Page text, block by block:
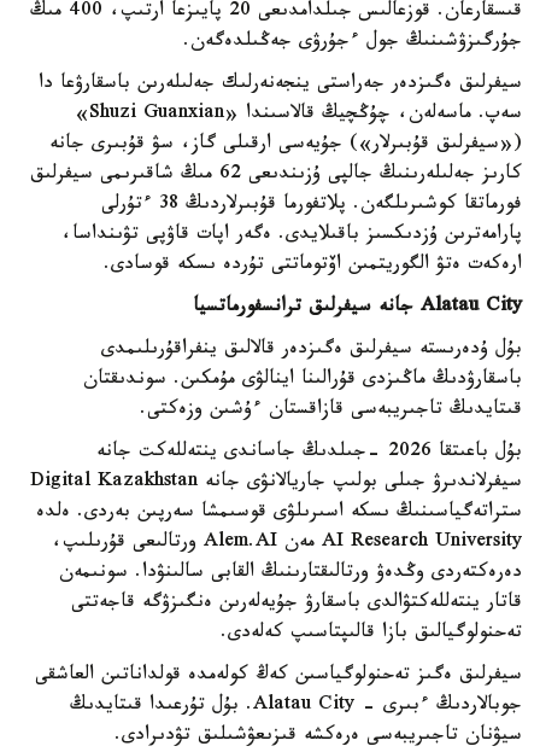
قىسقارعان. قوزعالىس جىلدامدىعى 20 پايىزعا ارتىپ، 400 مىڭ
جۇرگىزۋشىنىڭ جول ءجۇرۋى جەڭىلدەگەن.
سيفرلىق ەگىزدەر جەراستى ينجەنەرلىك جەلىلەرىن باسقارۋعا دا
سەپ. ماسەلەن، چۇڭچيڭ قالاسىندا «Shuzi Guanxian»
(«سيفرلىق قۇبىرلار») جۇيەسى ارقىلى گاز، سۋ قۇبىرى جانە
كارىز جەلىلەرىنىڭ جالپى ۇزىندىعى 62 مىڭ شاقىرىمى سيفرلىق
فورماتقا كوشىرىلگەن. پلاتفورما قۇبىرلاردىڭ 38 ءتۇرلى
پارامەترىن ۇزدىكسىز باقىلايدى. ەگەر اپات قاۋپى تۋىنداسا،
ارەكەت ەتۋ الگوريتمىن اۆتوماتتى تۇردە ىسكە قوسادى.
Alatau City جانە سيفرلىق ترانسفورماتسيا
بۇل ۇدەرىستە سيفرلىق ەگىزدەر قالالىق ينفراقۇرىلىمدى
باسقارۋدىڭ ماڭىزدى قۇرالىنا اينالۋى مۇمكىن. سوندىقتان
قىتايدىڭ تاجىريبەسى قازاقستان ءۇشىن وزەكتى.
بۇل باعىتقا 2026 -جىلدىڭ جاساندى ينتەللەكت جانە
سيفرلاندىرۋ جىلى بولىپ جاريالانۋى جانە Digital Kazakhstan
ستراتەگياسىنىڭ ىسكە اسىرىلۋى قوسىمشا سەرپىن بەردى. ەلدە
AI Research University مەن Alem.AI ورتالىعى قۇرىلىپ،
دەرەكتەردى وڭدەۋ ورتالىقتارىنىڭ القابى سالىنۋدا. سونىمەن
قاتار ينتەللەكتۋالدى باسقارۋ جۇيەلەرىن ەنگىزۋگە قاجەتتى
تەحنولوگيالىق بازا قالىپتاسىپ كەلەدى.
سيفرلىق ەگىز تەحنولوگياسىن كەڭ كولەمدە قولداناتىن العاشقى
جوبالاردىڭ ءبىرى - Alatau City. بۇل تۇرعىدا قىتايدىڭ
سيۋنان تاجىريبەسى ەرەكشە قىزىعۋشىلىق تۋدىرادى.